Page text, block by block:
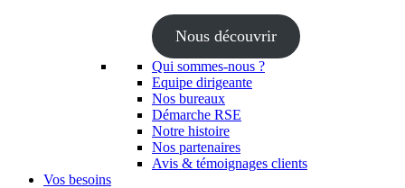
Nous découvrir
Qui sommes-nous ?
Equipe dirigeante
Nos bureaux
Démarche RSE
Notre histoire
Nos partenaires
Avis & témoignages clients
Vos besoins